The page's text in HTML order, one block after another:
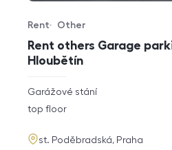
Rent others Garage
Hloubětín
Offer type
Rent
Property type
Other
rozměry
disposition
Garážové stání
funkce
top floor
adresa
st. Poděbradská, Praha